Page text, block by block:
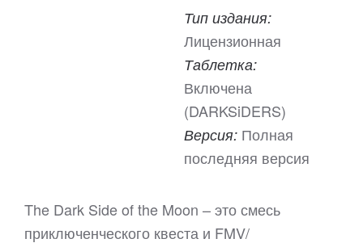
Тип издания:
Лицензионная
Таблетка:
Включена
(DARKSiDERS)
Версия: Полная
последняя версия
The Dark Side of the Moon – это смесь
приключенческого квеста и FMV/